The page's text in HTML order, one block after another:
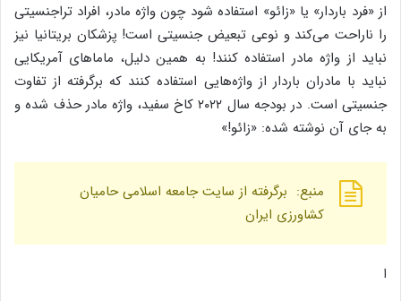
از «فرد باردار» یا «زائو» استفاده شود چون واژه مادر، افراد تراجنسیتی
را ناراحت می‌کند و نوعی تبعیض جنسیتی است! پزشکان بریتانیا نیز
نباید از واژه مادر استفاده کنند! به همین دلیل، ماماهای آمریکایی
نباید با مادران باردار از واژه‌هایی استفاده کنند که برگرفته از تفاوت
جنسیتی است. در بودجه سال ۲۰۲۲ کاخ سفید، واژه مادر حذف شده و
به جای آن نوشته شده: «زائو!»
منبع: برگرفته از سایت جامعه اسلامی حامیان
کشاورزی ایران
ا